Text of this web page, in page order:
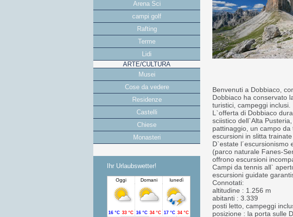
Benvenuti a Dobbiaco,
Dobbiaco ha conservato
turistici, campeggi inclusi.
L`offerta di Dobbiaco
sciistico dell`Alta
pattinaggio, un campo
escursioni in slitta trainate
D`estate l´escursionismo
(parco naturale Fanes-
offrono escursioni
Campi da tennis all`
escursioni guidate
Connotati:
altitudine : 1.256 m
abitanti : 3.339
posti letto, campeggi
posizione : la porta sulle
Arena Sci
campi golf
Rafting
Terme
Lidi
ARTE/CULTURA
Musei
Cose da vedere
Residenze
Castelli
Chiese
Monasteri
Ihr Urlaubswetter!